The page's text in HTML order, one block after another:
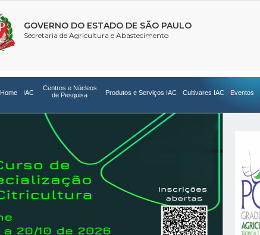
Home IAC
Centros e Núcleos
de Pesquisa
Produtos e Serviços IAC Cultivares IAC Eventos